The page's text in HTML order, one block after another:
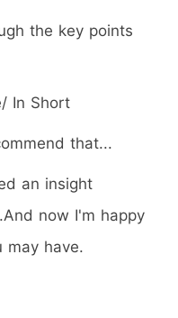
the key points
In Short
that...
an insight
now I'm happy
may have.